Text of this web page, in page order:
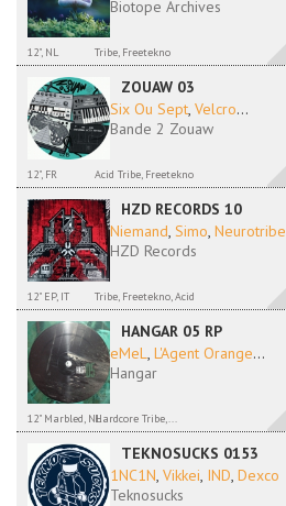
Biotope Archives
12", NL Tribe, Freetekno
ZOUAW 03
Six Ou Sept, Velcro...
Bande 2 Zouaw
12", FR Acid Tribe, Freetekno
HZD RECORDS 10
Niemand, Simo, Neurotribe
HZD Records
12" EP, IT Tribe, Freetekno, Acid
HANGAR 05 RP
eMeL, L'Agent Orange...
Hangar
12" Marbled, NLHardcore Tribe,...
TEKNOSUCKS 0153
1NC1N, Vikkei, IND, Dexco
Teknosucks